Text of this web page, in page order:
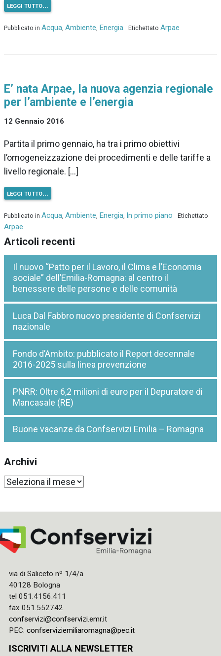
leggi tutto…
Pubblicato in Acqua, Ambiente, Energia Etichettato Arpae
E’ nata Arpae, la nuova agenzia regionale
per l’ambiente e l’energia
12 Gennaio 2016
Partita il primo gennaio, ha tra i primo obiettivi
l’omogeneizzazione dei procedimenti e delle tariffe a
livello regionale. […]
leggi tutto…
Pubblicato in Acqua, Ambiente, Energia, In primo piano Etichettato
Arpae
Articoli recenti
Il nuovo “Patto per il Lavoro, il Clima e l’Economia
sociale” dell’Emilia-Romagna: al centro il
benessere delle persone e delle comunità
Luca Dal Fabbro nuovo presidente di Confservizi
nazionale
Fondo d’Ambito: pubblicato il Report decennale
2016-2025 sulla linea prevenzione
PNRR: Oltre 6,2 milioni di euro per il Depuratore di
Mancasale (RE)
Buone vacanze da Confservizi Emilia – Romagna
Archivi
Archivi
via di Saliceto nº 1/4/a
40128 Bologna
tel 051.4156.411
fax 051.552742
confservizi@confservizi.emr.it
PEC: confserviziemiliaromagna@pec.it
ISCRIVITI ALLA NEWSLETTER